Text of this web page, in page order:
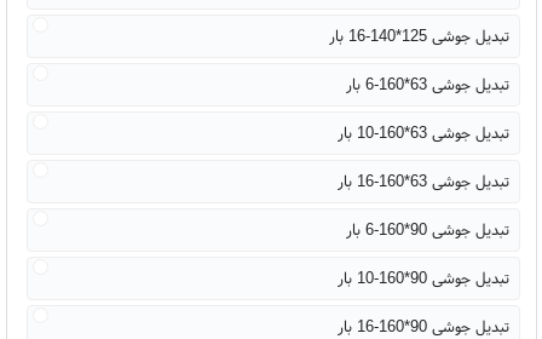
تبدیل جوشی 125*140-16 بار
تبدیل جوشی 63*160-6 بار
تبدیل جوشی 63*160-10 بار
تبدیل جوشی 63*160-16 بار
تبدیل جوشی 90*160-6 بار
تبدیل جوشی 90*160-10 بار
تبدیل جوشی 90*160-16 بار